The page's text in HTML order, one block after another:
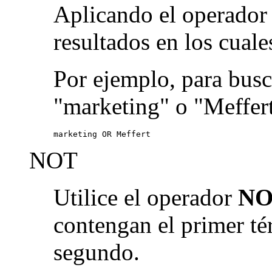
Aplicando el
resultados en los
Por ejemplo, para
"marketing" o
marketing OR Meffert
NOT
Utilice el operador
contengan el primer
segundo.